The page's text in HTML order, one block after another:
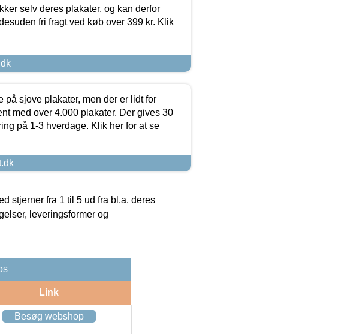
selv deres plakater, og kan derfor
fri fragt ved køb over 399 kr. Klik
sjove plakater, men der er lidt for
med over 4.000 plakater. Der gives 30
på 1-3 hverdage. Klik her for at se
stjerner fra 1 til 5 ud fra bl.a. deres
leveringsformer og
Link
Besøg webshop